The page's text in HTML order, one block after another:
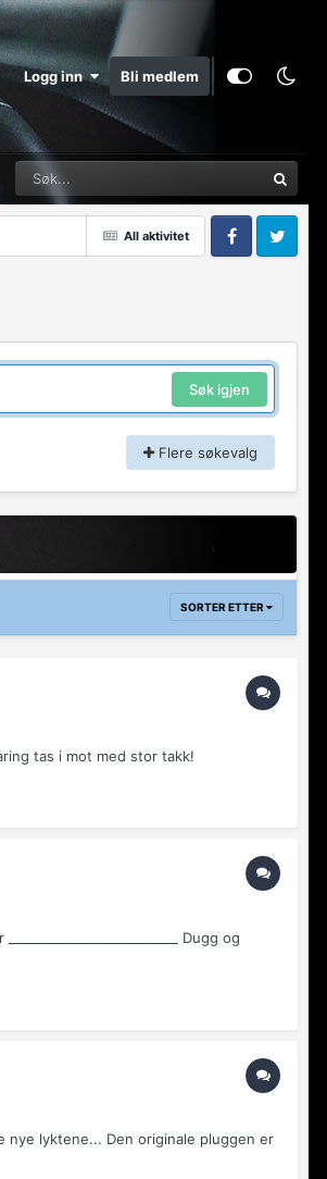
Logg inn Bli medlem
All aktivitet
FacebookTwitter
Søk igjen
Flere søkevalg
SORTER ETTER
tas i mot med stor takk!
Dugg og
nye lyktene... Den originale pluggen er